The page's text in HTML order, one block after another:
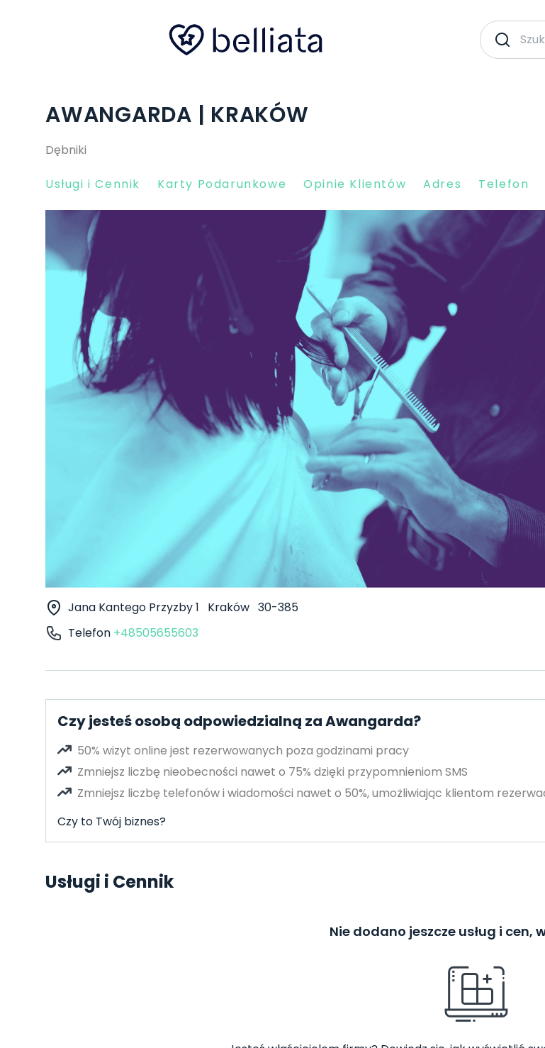
AWANGARDA | KRAKÓW
Dębniki
Usługi i Cennik Karty Podarunkowe Opinie Klientów Adres Telefon
Jana Kantego Przyzby 1 Kraków 30-385
Telefon +48505655603
Czy jesteś osobą odpowiedzialną za Awangarda?
50% wizyt online jest rezerwowanych poza godzinami pracy
Zmniejsz liczbę nieobecności nawet o 75% dzięki przypomnieniom SMS
Zmniejsz liczbę telefonów i wiadomości nawet o 50%, umożliwiając klientom
Czy to Twój biznes?
Usługi i Cennik
Nie dodano jeszcze usług i cen,